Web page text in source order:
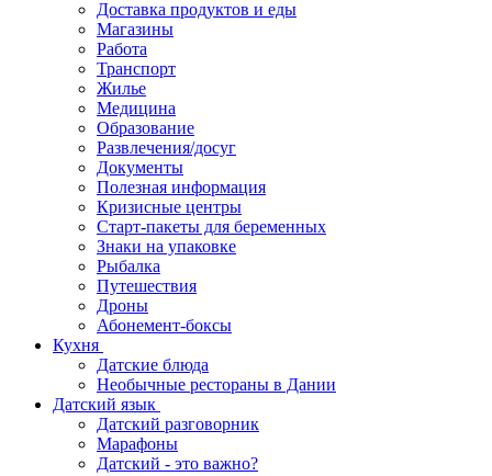
Доставка продуктов и еды
Магазины
Работа
Транспорт
Жилье
Медицина
Образование
Развлечения/досуг
Документы
Полезная информация
Кризисные центры
Старт-пакеты для беременных
Знаки на упаковке
Рыбалка
Путешествия
Дроны
Абонемент-боксы
Кухня
Датские блюда
Необычные рестораны в Дании
Датский язык
Датский разговорник
Марафоны
Датский - это важно?